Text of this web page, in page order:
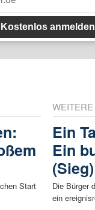
Kostenlos anmelden
Start
Ein
Ein
(Sieg)
Die Bürger
ein